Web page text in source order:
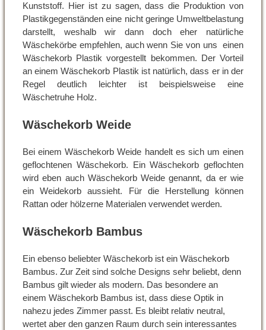
Kunststoff. Hier ist zu sagen, dass die Produktion von
Plastikgegenständen eine nicht geringe Umweltbelastung
darstellt, weshalb wir dann doch eher natürliche
Wäschekörbe empfehlen, auch wenn Sie von uns einen
Wäschekorb Plastik vorgestellt bekommen. Der Vorteil
an einem Wäschekorb Plastik ist natürlich, dass er in der
Regel deutlich leichter ist beispielsweise eine
Wäschetruhe Holz.
Wäschekorb Weide
Bei einem Wäschekorb Weide handelt es sich um einen
geflochtenen Wäschekorb. Ein Wäschekorb geflochten
wird eben auch Wäschekorb Weide genannt, da er wie
ein Weidekorb aussieht. Für die Herstellung können
Rattan oder hölzerne Materialen verwendet werden.
Wäschekorb Bambus
Ein ebenso beliebter Wäschekorb ist ein Wäschekorb
Bambus. Zur Zeit sind solche Designs sehr beliebt, denn
Bambus gilt wieder als modern. Das besondere an
einem Wäschekorb Bambus ist, dass diese Optik in
nahezu jedes Zimmer passt. Es bleibt relativ neutral,
wertet aber den ganzen Raum durch sein interessantes